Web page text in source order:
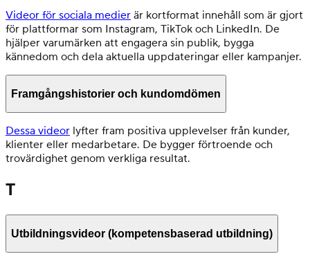
Videor för sociala medier är kortformat innehåll som är gjort
för plattformar som Instagram, TikTok och LinkedIn. De
hjälper varumärken att engagera sin publik, bygga
kännedom och dela aktuella uppdateringar eller kampanjer.
Framgångshistorier och kundomdömen
Dessa videor lyfter fram positiva upplevelser från kunder,
klienter eller medarbetare. De bygger förtroende och
trovärdighet genom verkliga resultat.
T
Utbildningsvideor (kompetensbaserad utbildning)